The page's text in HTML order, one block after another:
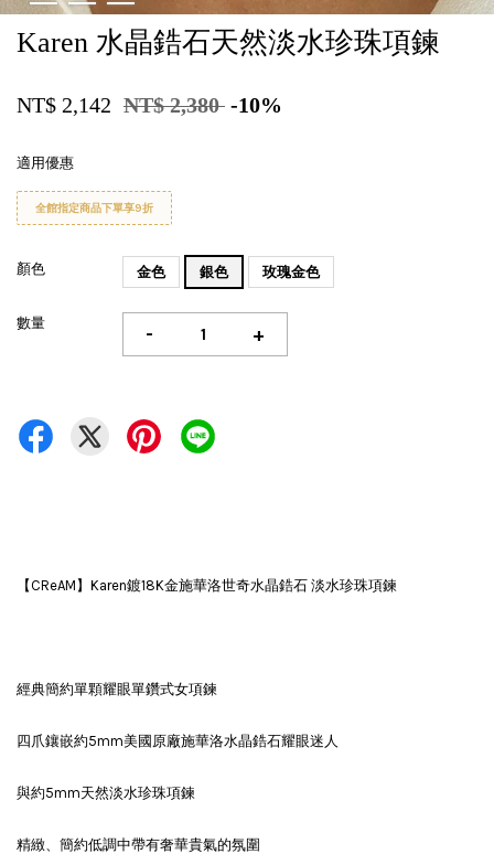
Karen 水晶鋯石天然淡水珍珠項鍊
NT$ 2,142 NT$ 2,380 -10%
適用優惠
全館指定商品下單享9折
顏色 金色 銀色 玫瑰金色
數量 - +
【CReAM】Karen鍍18K金施華洛世奇水晶鋯石 淡水珍珠項鍊
經典簡約單顆耀眼單鑽式女項鍊
四爪鑲嵌約5mm美國原廠施華洛水晶鋯石耀眼迷人
與約5mm天然淡水珍珠項鍊
精緻、簡約低調中帶有奢華貴氣的氛圍